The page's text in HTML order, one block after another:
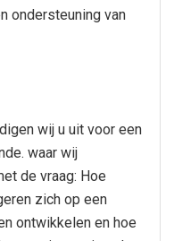
ondersteuning van
wij u uit voor een
waar wij
de vraag: Hoe
zich op een
ontwikkelen en hoe